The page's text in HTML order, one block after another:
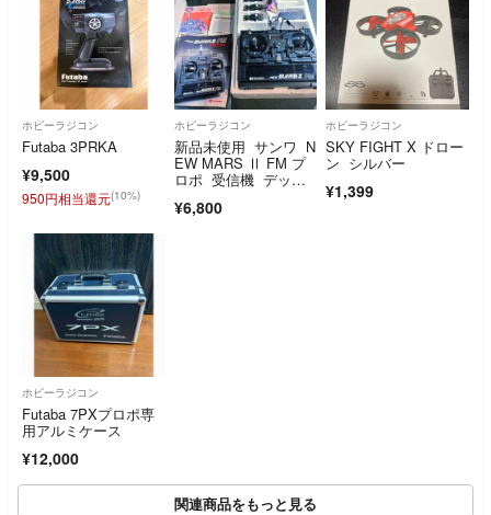
ホビーラジコン
Futaba 3PRKA
¥9,500
950円相当還元(10%)
ホビーラジコン
新品未使用 サンワ N
EW MARS Ⅱ FM プ
ロポ 受信機 デッド
¥6,800
ホビーラジコン
SKY FIGHT X ドロー
ン シルバー
¥1,399
ホビーラジコン
Futaba 7PXプロポ専
用アルミケース
¥12,000
関連商品をもっと見る